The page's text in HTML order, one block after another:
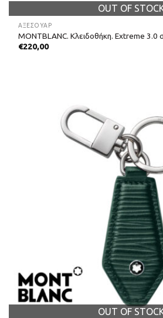
OUT OF
ΑΞΕΣΟΥΑΡ
MONTBLANC. Κλειδοθήκη. Extreme 3.0
€220,00
OUT OF